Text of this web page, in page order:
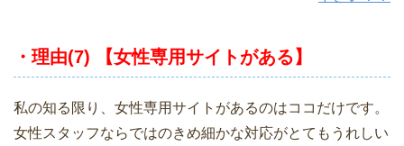
・理由(7) 【女性専用サイトがある】
私の知る限り、女性専用サイトがあるのはココだけです。
女性スタッフならではのきめ細かな対応がとてもうれしい